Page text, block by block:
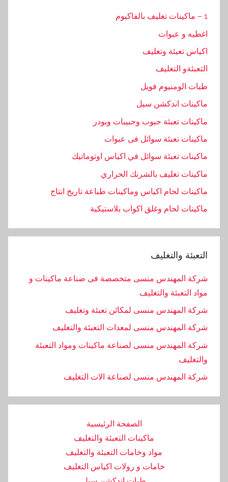
1 – ماكينات تغليف بالفاكيوم
اغطيه و عبوات
اكياس تعبئة وتغليف
التعبئةو التغليف
طبات الومنيوم فويل
ماكينات اندكشن سيل
ماكينات تعبئة حبوب وحبيبات وبودر
ماكينات تعبئة سوائل فى عبوات
ماكينات تعبئة سوائل في اكياس اوتوماتيك
ماكينات تغليف بالشرنك الحراري
ماكينات لحام اكياس وماكينات طباعة تاريخ انتاج
ماكينات لحام وغلق اكواب بلاستيكية
التعبئة والتغليف
شركة المهندس منسى متخصصة فى صناعة ماكينات و
مواد التعبئة والتغليف
شركة المهندس منسى لمكائن تعبئة وتغليف
شركة المهندس منسى لمعدات التعبئة والتغليف
شركة المهندس منسى لصناعة ماكينات ومواد التعبئة
والتغليف
‏شركة المهندس منسى لصناعة الات التغليف
الصفحة الرئيسية
ماكينات التعبئة والتغليف
مواد وخامات التعبئة والتغليف
خامات و رولات اكياس التغليف